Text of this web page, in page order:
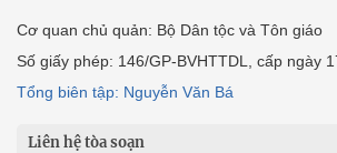
Cơ quan chủ quản: Bộ Dân tộc và Tôn giáo
Số giấy phép: 146/GP-BVHTTDL, cấp ngày
Tổng biên tập: Nguyễn Văn Bá
Liên hệ tòa soạn